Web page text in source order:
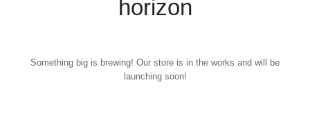
horizon
Something big is brewing! Our store is in the works and will be
launching soon!